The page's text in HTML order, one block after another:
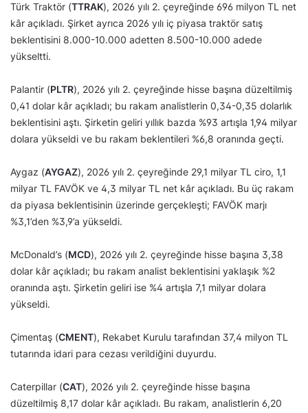
Türk Traktör (TTRAK), 2026 yılı 2. çeyreğinde 696 milyon TL net
kâr açıkladı. Şirket ayrıca 2026 yılı iç piyasa traktör satış
beklentisini 8.000-10.000 adetten 8.500-10.000 adede
yükseltti.
Palantir (PLTR), 2026 yılı 2. çeyreğinde hisse başına düzeltilmiş
0,41 dolar kâr açıkladı; bu rakam analistlerin 0,34-0,35 dolarlık
beklentisini aştı. Şirketin geliri yıllık bazda %93 artışla 1,94 milyar
dolara yükseldi ve bu rakam beklentileri %6,8 oranında geçti.
Aygaz (AYGAZ), 2026 yılı 2. çeyreğinde 29,1 milyar TL ciro, 1,1
milyar TL FAVÖK ve 4,3 milyar TL net kâr açıkladı. Bu üç rakam
da piyasa beklentisinin üzerinde gerçekleşti; FAVÖK marjı
%3,1’den %3,9’a yükseldi.
McDonald’s (MCD), 2026 yılı 2. çeyreğinde hisse başına 3,38
dolar kâr açıkladı; bu rakam analist beklentisini yaklaşık %2
oranında aştı. Şirketin geliri ise %4 artışla 7,1 milyar dolara
yükseldi.
Çimentaş (CMENT), Rekabet Kurulu tarafından 37,4 milyon TL
tutarında idari para cezası verildiğini duyurdu.
Caterpillar (CAT), 2026 yılı 2. çeyreğinde hisse başına
düzeltilmiş 8,17 dolar kâr açıkladı. Bu rakam, analistlerin 6,20